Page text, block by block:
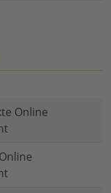
Online